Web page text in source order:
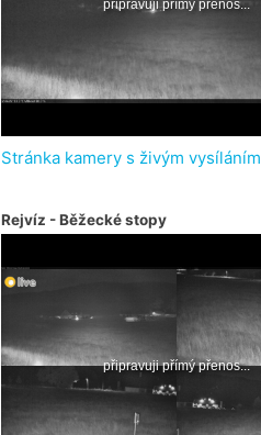
Stránka kamery s živým vysíláním
Rejvíz - Běžecké stopy